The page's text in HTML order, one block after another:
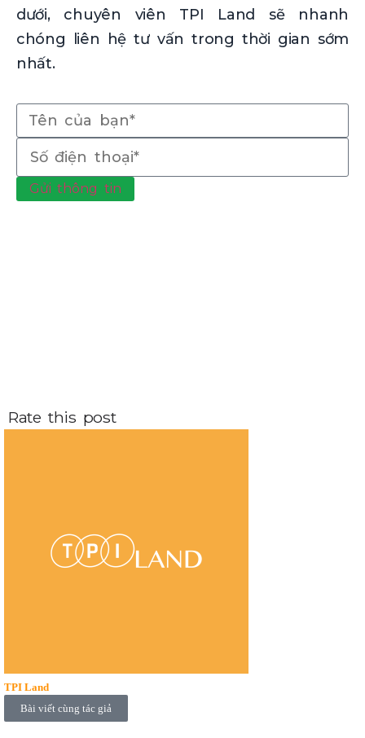
dưới, chuyên viên TPI Land sẽ nhanh
chóng liên hệ tư vấn trong thời gian sớm
nhất.
Gửi thông tin
Rate this post
TPI Land
Bài viết cùng tác giả